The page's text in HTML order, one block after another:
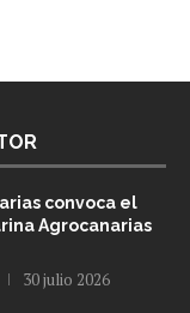
convoca el
Agrocanarias
30 julio 2026